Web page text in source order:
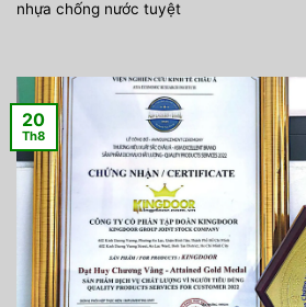
nhựa chống nước tuyệt
20
Th8